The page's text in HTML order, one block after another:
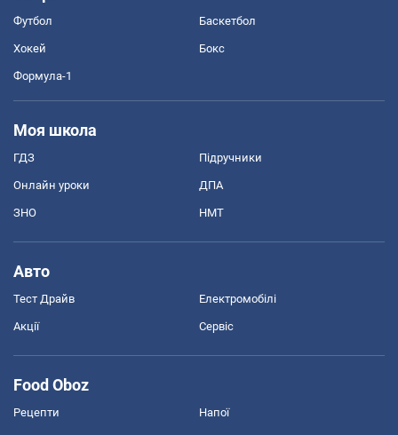
Футбол Баскетбол
Хокей Бокс
Формула-1
Моя школа
ГДЗ Підручники
Онлайн уроки ДПА
ЗНО НМТ
Авто
Тест Драйв Електромобілі
Акції Сервіс
Food Oboz
Рецепти Напої